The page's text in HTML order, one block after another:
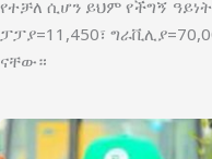
የተቻለ ሲሆን ይህም የችግኝ
ፓፓያ=11,450፣
ናቸው።